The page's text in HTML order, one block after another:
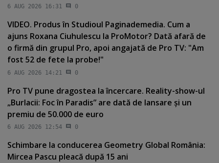
6 AUG 2026 16:31 0
VIDEO. Produs în Studioul Paginademedia. Cum a
ajuns Roxana Ciuhulescu la ProMotor? Dată afară de
o firmă din grupul Pro, apoi angajată de Pro TV: "Am
fost 52 de fete la probe!"
6 AUG 2026 14:21 0
Pro TV pune dragostea la încercare. Reality-show-ul
„Burlacii: Foc în Paradis” are dată de lansare şi un
premiu de 50.000 de euro
6 AUG 2026 12:54 0
Schimbare la conducerea Geometry Global România:
Mircea Pascu pleacă după 15 ani